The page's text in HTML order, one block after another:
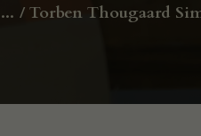
... Torben Thougaard